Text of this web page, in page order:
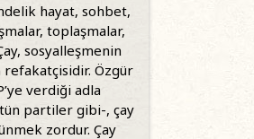
hayat, sohbet,
toplaşmalar,
sosyalleşmenin
refakatçisidir. Özgür
verdiği adla
partiler gibi-, çay
zordur. Çay